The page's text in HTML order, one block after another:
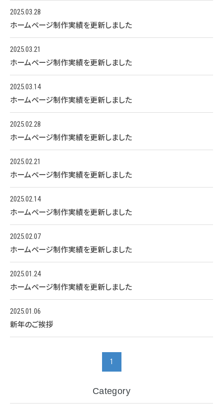
2025.03.28
ホームページ制作実績を更新しました
2025.03.21
ホームページ制作実績を更新しました
2025.03.14
ホームページ制作実績を更新しました
2025.02.28
ホームページ制作実績を更新しました
2025.02.21
ホームページ制作実績を更新しました
2025.02.14
ホームページ制作実績を更新しました
2025.02.07
ホームページ制作実績を更新しました
2025.01.24
ホームページ制作実績を更新しました
2025.01.06
新年のご挨拶
1
Category